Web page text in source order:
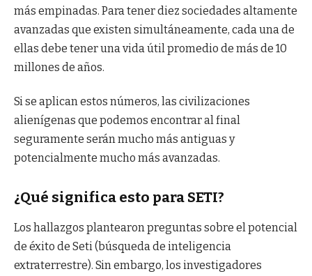
más empinadas. Para tener diez sociedades altamente
avanzadas que existen simultáneamente, cada una de
ellas debe tener una vida útil promedio de más de 10
millones de años.
Si se aplican estos números, las civilizaciones
alienígenas que podemos encontrar al final
seguramente serán mucho más antiguas y
potencialmente mucho más avanzadas.
¿Qué significa esto para SETI?
Los hallazgos plantearon preguntas sobre el potencial
de éxito de Seti (búsqueda de inteligencia
extraterrestre). Sin embargo, los investigadores